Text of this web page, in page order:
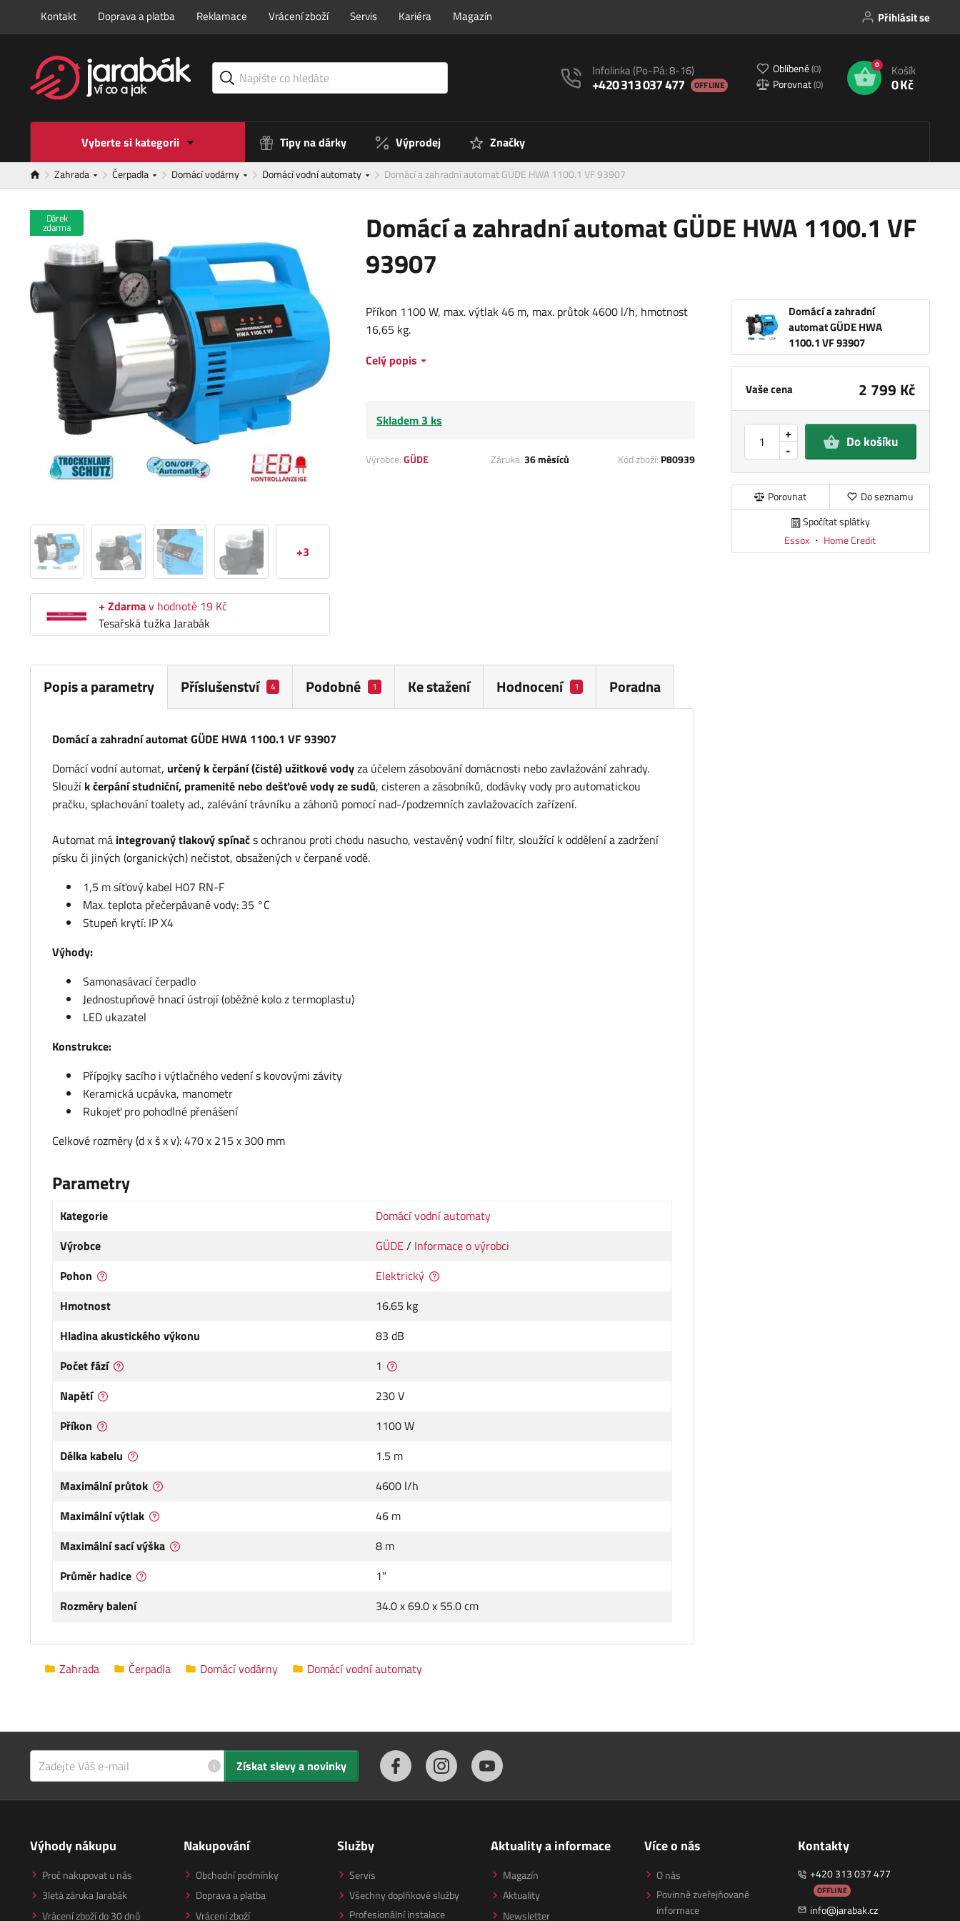
Kontakt Doprava a platba Reklamace Vrácení zboží Servis Kariéra Magazín Přihlásit se
Infolinka(Po-Pá: 8-16)
+420 313 037 477 OFFLINE
Oblíbené(0)
Porovnat(0)
0 Košík
0 Kč
Vyberte si kategorii Tipy na dárky Výprodej Značky
Zahrada Čerpadla Domácí vodárny Domácí vodní automaty Domácí a zahradní automat GÜDE HWA 1100.1 VF 93907
Domácí a zahradní automat GÜDE HWA 1100.1 VF
93907
Dárek
zdarma
+3
+ Zdarmav hodnotě 19 Kč
Tesařská tužka Jarabák
Domácí a zahradní
automat GÜDE HWA
1100.1 VF 93907
Vaše cena 2 799 Kč
-
+ Do košíku
Porovnat
Do seznamu
Spočítat splátky
Essox ・ Home Credit
Příkon 1100 W, max. výtlak 46 m, max. průtok 4600 l/h, hmotnost
16,65 kg.
Celý popis
Skladem 3 ks
Výrobce:GÜDE Záruka:36 měsíců Kód zboží: P80939
Popis a parametry Příslušenství 4 Podobné 1 Ke stažení Hodnocení 1 Poradna
Domácí a zahradní automat GÜDE HWA 1100.1 VF 93907
Domácí vodní automat, určený k čerpání (čisté) užitkové vodyza účelem zásobování domácnosti nebo zavlažování zahrady.
Sloužík čerpání studniční, pramenité nebo dešťové vody ze sudů, cisteren a zásobníků, dodávky vody pro automatickou
pračku, splachování toalety ad., zalévání trávníku a záhonů pomocí nad-/podzemních zavlažovacích zařízení.
Automat má integrovaný tlakový spínačs ochranou proti chodu nasucho, vestavěný vodní filtr, sloužící k oddělení a zadržení
písku či jiných (organických) nečistot, obsažených v čerpané vodě.
1,5 m síťový kabel H07 RN-F
Max. teplota přečerpávané vody: 35 °C
Stupeň krytí: IP X4
Výhody:
Samonasávací čerpadlo
Jednostupňové hnací ústrojí (oběžné kolo z termoplastu)
LED ukazatel
Konstrukce:
Přípojky sacího i výtlačného vedení s kovovými závity
Keramická ucpávka, manometr
Rukojeť pro pohodlné přenášení
Celkové rozměry (d x š x v): 470 x 215 x 300 mm
Parametry
Kategorie
Domácí vodní automaty
Výrobce
GÜDE / Informace o výrobci
Pohon
Elektrický
Hmotnost
16.65 kg
Hladina akustického výkonu
83 dB
Počet fází
1
Napětí
230 V
Příkon
1100 W
Délka kabelu
1.5 m
Maximální průtok
4600 l/h
Maximální výtlak
46 m
Maximální sací výška
8 m
Průměr hadice
1"
Rozměry balení
34.0 x 69.0 x 55.0 cm
Zahrada Čerpadla Domácí vodárny Domácí vodní automaty
i Získat slevy a novinky
Výhody nákupu
Proč nakupovat u nás
3letá záruka Jarabák
Vrácení zboží do 30 dnů
Nakupování
Obchodní podmínky
Doprava a platba
Vrácení zboží
Služby
Servis
Všechny doplňkové služby
Profesionální instalace
Aktuality a informace
Magazín
Aktuality
Newsletter
Více o nás
O nás
Povinně zveřejňované
informace
Kontakty
+420 313 037 477
OFFLINE
info@jarabak.cz